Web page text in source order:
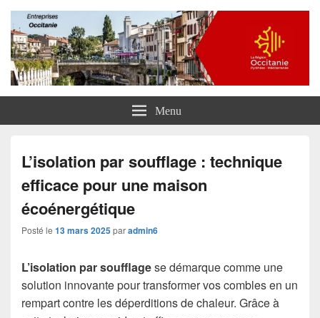
Entreprises Occitanie
Menu
L’isolation par soufflage : technique
efficace pour une maison
écoénergétique
Posté le 13 mars 2025paradmin6
L’isolation par soufflagese démarque comme une
solution innovante pour transformer vos combles en un
rempart contre les déperditions de chaleur. Grâce à